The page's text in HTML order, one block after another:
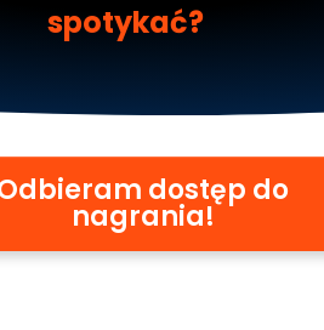
spotykać?
dostęp do
nagrania!